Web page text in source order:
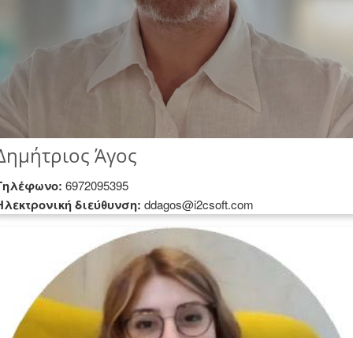
Άγος
6972095395
διεύθυνση: ddagos@i2csoft.com